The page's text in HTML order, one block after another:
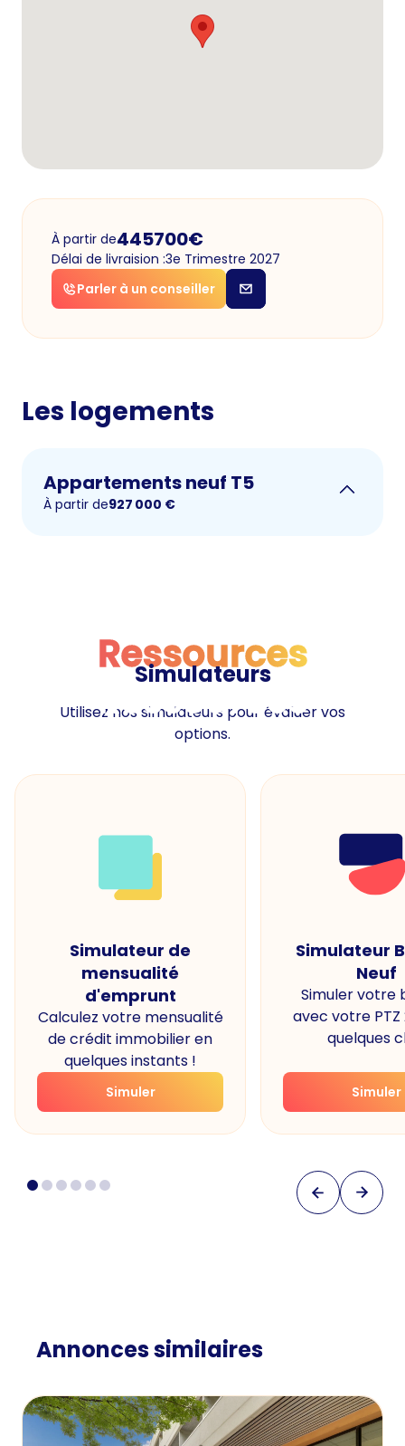
À partir de445700€
Délai de livraision :3e Trimestre 2027
Parler à un conseiller
Les logements
Appartements neuf T5
À partir de927 000 €
Ressources
Ressources
Simulateurs
Utilisez nos simulateurs pour évaluer vos
options.
Simulateur de
mensualité
d'emprunt
Calculez votre mensualité
de crédit immobilier en
quelques instants !
Simuler
Simulateur
Neuf
Simuler votre
avec votre PTZ
quelques
Simuler
Annonces similaires